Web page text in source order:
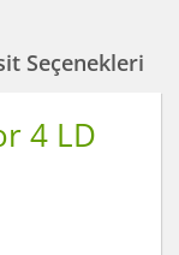
Seçenekleri
4 LD